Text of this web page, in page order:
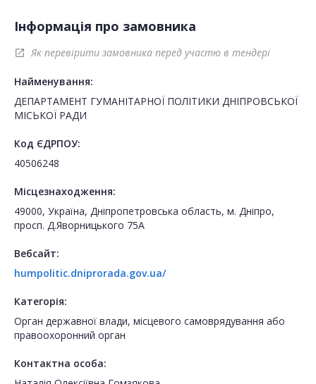
Інформація про замовника
open_in_new Як перевірити замовника перед участю в тендері
Найменування:
ДЕПАРТАМЕНТ ГУМАНІТАРНОЇ ПОЛІТИКИ ДНІПРОВСЬКОЇ
МІСЬКОЇ РАДИ
Код ЄДРПОУ:
40506248
Місцезнаходження:
49000, Україна, Дніпропетровська область, м. Дніпро,
просп. Д.Яворницького 75А
Вебсайт:
humpolitic.dniprorada.gov.ua/
Категорія:
Орган державної влади, місцевого самоврядування або
правоохоронний орган
Контактна особа: